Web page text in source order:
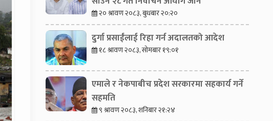
२० श्रावण २०८३, बुधबार २०:२०
दुर्गा प्रसाईंलाई रिहा गर्न अदालतको आदेश
१८ श्रावण २०८३, सोमबार १९:०१
एमाले र नेकपाबीच प्रदेश सरकारमा सहकार्य गर्ने
सहमति
९ श्रावण २०८३, शनिबार २१:२४